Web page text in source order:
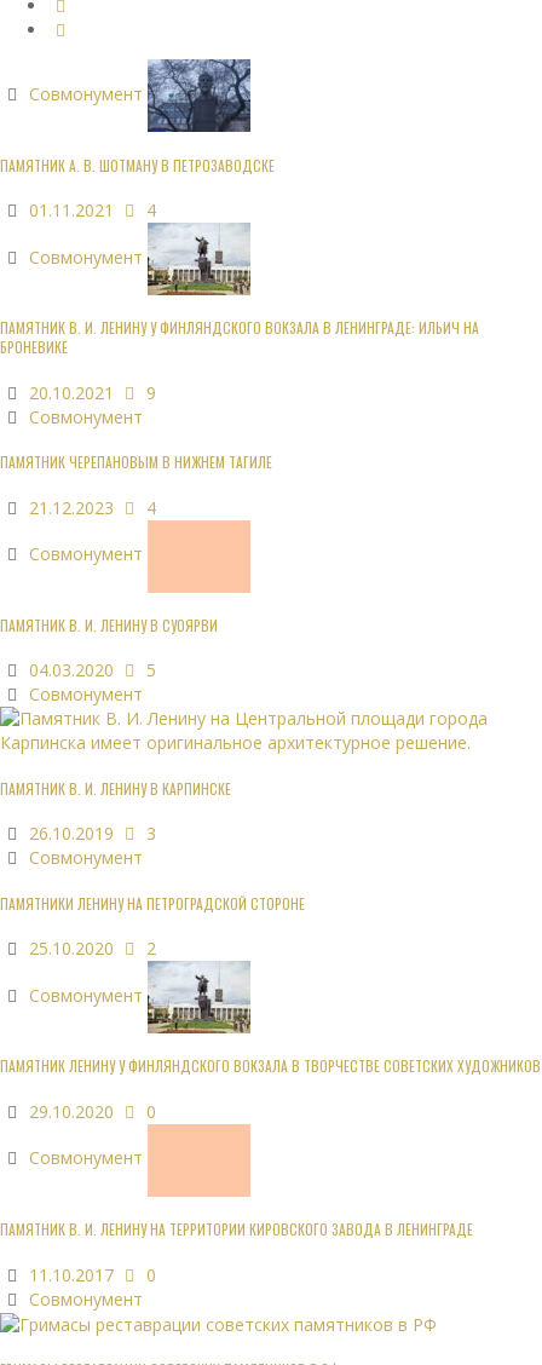
Совмонумент
ПАМЯТНИК А. В. ШОТМАНУ В ПЕТРОЗАВОДСКЕ
01.11.2021 4
Совмонумент
ПАМЯТНИК В. И. ЛЕНИНУ У ФИНЛЯНДСКОГО ВОКЗАЛА В ЛЕНИНГРАДЕ: ИЛЬИЧ НА
БРОНЕВИКЕ
20.10.2021
9
Совмонумент
ПАМЯТНИК ЧЕРЕПАНОВЫМ В НИЖНЕМ ТАГИЛЕ
21.12.2023 4
Совмонумент
ПАМЯТНИК В. И. ЛЕНИНУ В СУОЯРВИ
04.03.2020
5
Совмонумент
ПАМЯТНИК В. И. ЛЕНИНУ В КАРПИНСКЕ
26.10.2019
3
Совмонумент
ПАМЯТНИКИ ЛЕНИНУ НА ПЕТРОГРАДСКОЙ СТОРОНЕ
25.10.2020 2
Совмонумент
ПАМЯТНИК ЛЕНИНУ У ФИНЛЯНДСКОГО ВОКЗАЛА В ТВОРЧЕСТВЕ СОВЕТСКИХ ХУДОЖНИКОВ
29.10.2020 0
Совмонумент
ПАМЯТНИК В. И. ЛЕНИНУ НА ТЕРРИТОРИИ КИРОВСКОГО ЗАВОДА В ЛЕНИНГРАДЕ
11.10.2017
0
Совмонумент